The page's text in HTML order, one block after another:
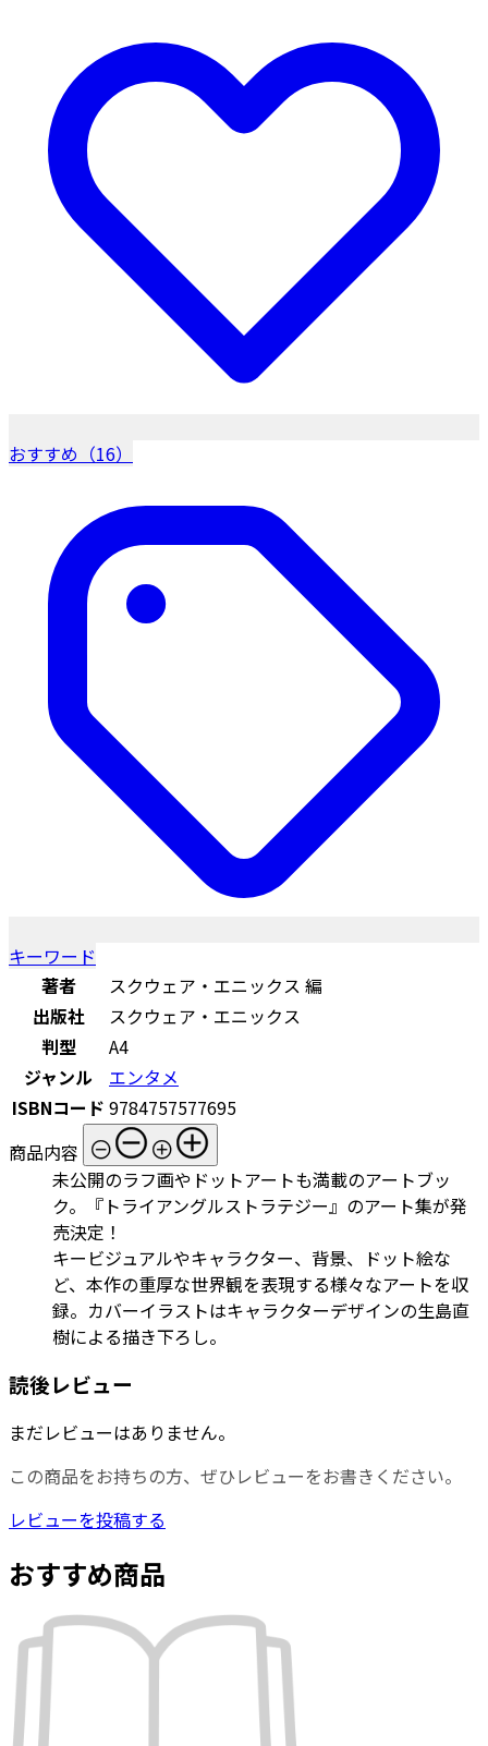
おすすめ（16）
キーワード
著者
スクウェア・エニックス 編
出版社
スクウェア・エニックス
判型
A4
ジャンル
エンタメ
ISBNコード 9784757577695
商品内容
未公開のラフ画やドットアートも満載のアートブッ
ク。『トライアングルストラテジー』のアート集が発
売決定！
キービジュアルやキャラクター、背景、ドット絵な
ど、本作の重厚な世界観を表現する様々なアートを収
録。カバーイラストはキャラクターデザインの生島直
樹による描き下ろし。
読後レビュー
まだレビューはありません。
この商品をお持ちの方、ぜひレビューをお書きください。
レビューを投稿する
おすすめ商品